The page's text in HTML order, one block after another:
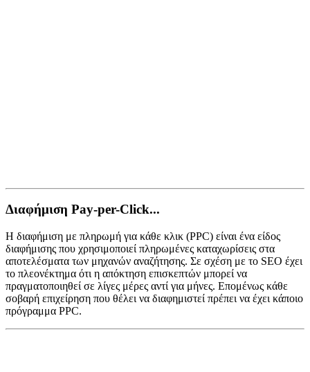
Διαφήμιση Pay-per-Click...
Η διαφήμιση με πληρωμή για κάθε κλικ (PPC) είναι ένα είδος
διαφήμισης που χρησιμοποιεί πληρωμένες καταχωρίσεις στα
αποτελέσματα των μηχανών αναζήτησης. Σε σχέση με το SEO έχει
το πλεονέκτημα ότι η απόκτηση επισκεπτών μπορεί να
πραγματοποιηθεί σε λίγες μέρες αντί για μήνες. Επομένως κάθε
σοβαρή επιχείρηση που θέλει να διαφημιστεί πρέπει να έχει κάποιο
πρόγραμμα PPC.